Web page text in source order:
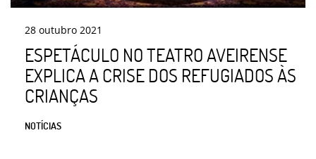
28 outubro 2021
ESPETÁCULO NO TEATRO AVEIRENSE
EXPLICA A CRISE DOS REFUGIADOS ÀS
CRIANÇAS
NOTÍCIAS